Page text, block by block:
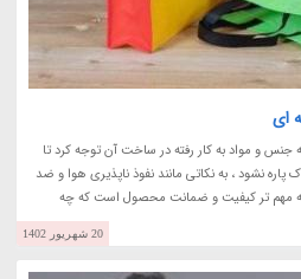
ای
جنس و مواد به کار رفته در ساخت آن توجه کرد تا
نشود ، به نکاتی مانند نفوذ ناپذیری هوا و ضد
مهم تر کیفیت و ضمانت محصول است که چه
20 شهریور 1402